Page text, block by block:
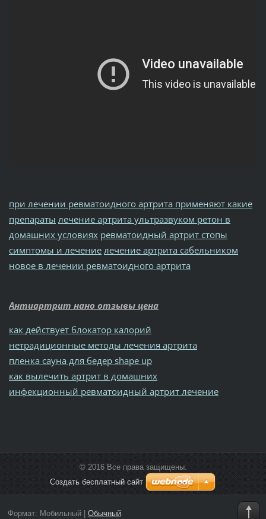
при лечении ревматоидного артрита применяют какие
препараты лечение артрита ультразвуком ретон в
домашних условиях ревматоидный артрит стопы
симптомы и лечение лечение артрита сабельником
новое в лечении ревматоидного артрита
Антиартрит нано отзывы цена
как действует блокатор калорий
нетрадиционные методы лечения артрита
пленка сауна для бедер shape up
как вылечить артрит в домашних
инфекционный ревматоидный артрит лечение
© 2016 Все права защищены.
Создать бесплатный сайт
Формат: Мобильный| Обычный